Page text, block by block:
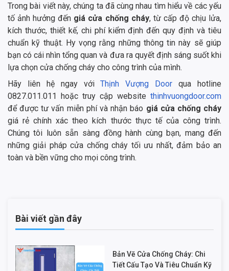
Trong bài viết này, chúng ta đã cùng nhau tìm hiểu về các yếu
tố ảnh hưởng đến giá cửa chống cháy, từ cấp độ chịu lửa,
kích thước, thiết kế, chi phí kiểm định đến quy định và tiêu
chuẩn kỹ thuật. Hy vọng rằng những thông tin này sẽ giúp
bạn có cái nhìn tổng quan và đưa ra quyết định sáng suốt khi
lựa chọn cửa chống cháy cho công trình của mình.
Hãy liên hệ ngay vớiThịnh Vượng Door qua hotline
0827.011.011 hoặc truy cập website thinhvuongdoor.com
để được tư vấn miễn phí và nhận báo giá cửa chống cháy
giá rẻ chính xác theo kích thước thực tế của công trình.
Chúng tôi luôn sẵn sàng đồng hành cùng bạn, mang đến
những giải pháp cửa chống cháy tối ưu nhất, đảm bảo an
toàn và bền vững cho mọi công trình.
Bài viết gần đây
Bản Vẽ Cửa Chống Cháy: Chi
Tiết Cấu Tạo Và Tiêu Chuẩn Kỹ